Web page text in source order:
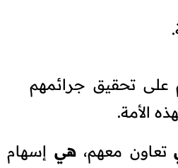
تحقيق جرائمهم
الأمة.
تعاون معهم، هيإسهام